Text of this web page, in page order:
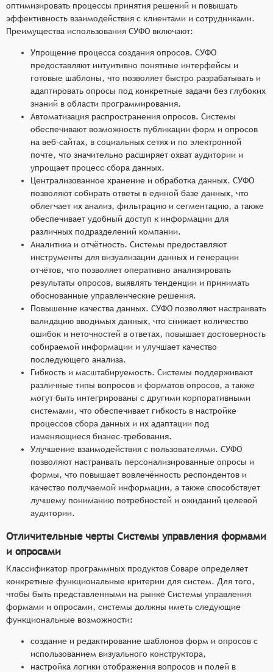
оптимизировать процессы принятия решений и повышать
эффективность взаимодействия с клиентами и сотрудниками.
Преимущества использования СУФО включают:
Упрощение процесса создания опросов. СУФО
предоставляют интуитивно понятные интерфейсы и
готовые шаблоны, что позволяет быстро разрабатывать и
адаптировать опросы под конкретные задачи без глубоких
знаний в области программирования.
Автоматизация распространения опросов. Системы
обеспечивают возможность публикации форм и опросов
на веб-сайтах, в социальных сетях и по электронной
почте, что значительно расширяет охват аудитории и
упрощает процесс сбора данных.
Централизованное хранение и обработка данных. СУФО
позволяют собирать ответы в единой базе данных, что
облегчает их анализ, фильтрацию и сегментацию, а также
обеспечивает удобный доступ к информации для
различных подразделений компании.
Аналитика и отчётность. Системы предоставляют
инструменты для визуализации данных и генерации
отчётов, что позволяет оперативно анализировать
результаты опросов, выявлять тенденции и принимать
обоснованные управленческие решения.
Повышение качества данных. СУФО позволяют настраивать
валидацию вводимых данных, что снижает количество
ошибок и неточностей в ответах, повышает достоверность
собираемой информации и улучшает качество
последующего анализа.
Гибкость и масштабируемость. Системы поддерживают
различные типы вопросов и форматов опросов, а также
могут быть интегрированы с другими корпоративными
системами, что обеспечивает гибкость в настройке
процессов сбора данных и их адаптации под
изменяющиеся бизнес-требования.
Улучшение взаимодействия с пользователями. СУФО
позволяют настраивать персонализированные опросы и
формы, что повышает вовлечённость респондентов и
качество получаемой информации, а также способствует
лучшему пониманию потребностей и ожиданий целевой
аудитории.
Отличительные черты Системы управления формами
и опросами
Классификатор программных продуктов Соваре определяет
конкретные функциональные критерии для систем. Для того,
чтобы быть представленными на рынке Системы управления
формами и опросами, системы должны иметь следующие
функциональные возможности:
создание и редактирование шаблонов форм и опросов с
использованием визуального конструктора,
настройка логики отображения вопросов и полей в